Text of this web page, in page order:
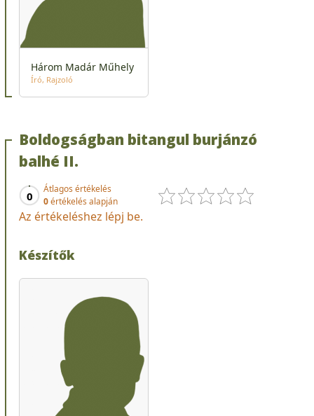
Három Madár Műhely
Író Rajzoló
Boldogságban bitangul burjánzó
balhé II.
0
Átlagos értékelés
0értékelés alapján
Az értékeléshez lépj be.
Készítők